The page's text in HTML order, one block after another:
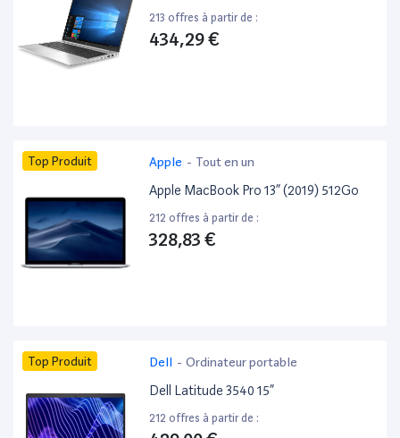
213 offres à partir de :
434,29 €
Top Produit Apple - Tout en un
Apple MacBook Pro 13” (2019) 512Go
212 offres à partir de :
328,83 €
Top Produit Dell - Ordinateur portable
Dell Latitude 3540 15”
212 offres à partir de :